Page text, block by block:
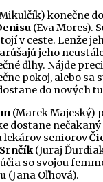
konečne
(Eva Mores).
v ceste. Lenže
jeho
dlhy. Nájde
pokoj, alebo sa
do nových
(Marek Majeský)
dostane nečakaný
lekárov seniorov
Srnčík(Juraj
so svojou
(Jana Oľhová).